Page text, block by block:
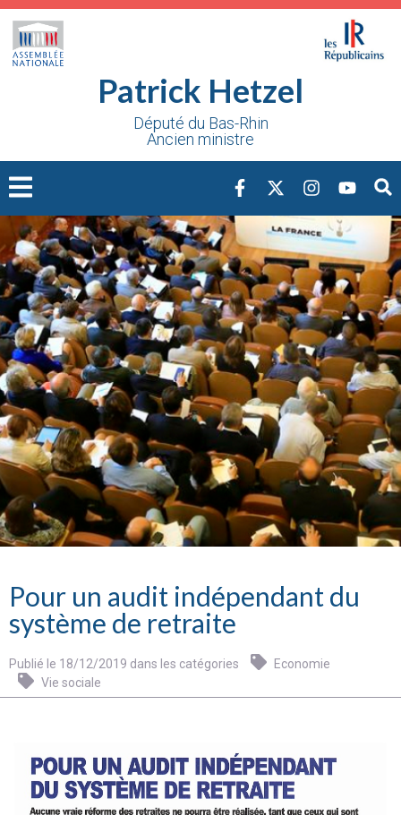
Patrick Hetzel
Député du Bas-Rhin
Ancien ministre
Pour un audit indépendant du
système de retraite
Publié le 18/12/2019 dans les catégories
Economie
Vie sociale
Cookies management panel